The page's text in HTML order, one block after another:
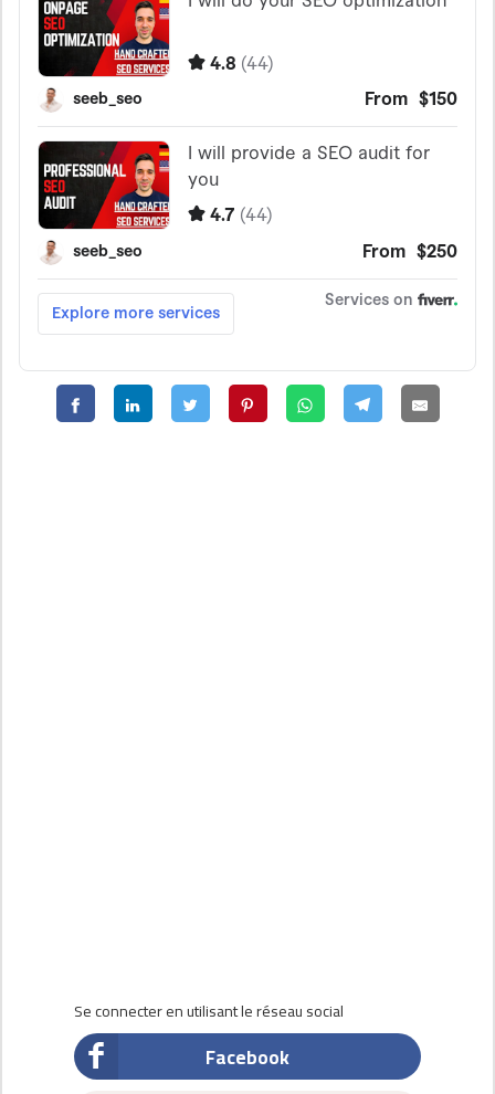
Se connecter en utilisant le réseau social
Facebook